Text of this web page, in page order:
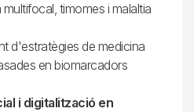
timomes i malaltia
d'estratègies de medicina
en biomarcadors
i digitalització en